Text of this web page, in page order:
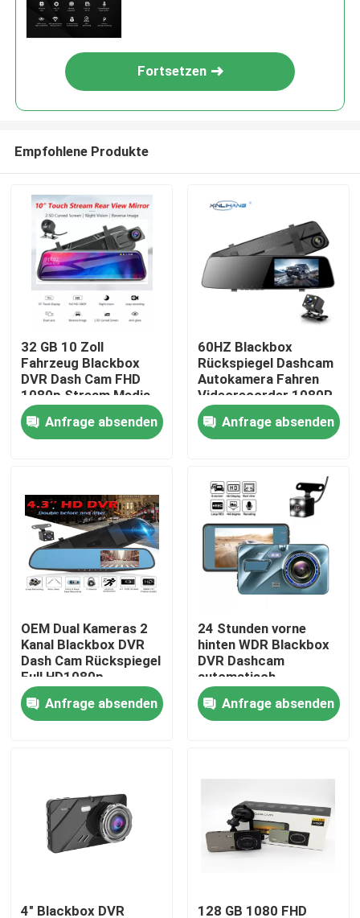
Über uns
Kontakte
VR Show
Auto-DVR-Kamera
Blackbox DVR Dashcam
4K-GPS-Dashcam
Auto-Camcorder FHD 1080P
Fortsetzen
Empfohlene Produkte
32 GB 10 Zoll
Fahrzeug Blackbox
DVR Dash Cam FHD
1080p Stream Media
Anfrage absenden
60HZ Blackbox
Rückspiegel Dashcam
Autokamera Fahren
Videorecorder 1080P
Anfrage absenden
OEM Dual Kameras 2
Kanal Blackbox DVR
Dash Cam Rückspiegel
Full HD1080p
Anfrage absenden
24 Stunden vorne
hinten WDR Blackbox
DVR Dashcam
automatisch
Anfrage absenden
4" Blackbox DVR 128 GB 1080 FHD